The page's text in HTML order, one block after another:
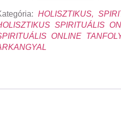
HOLISZTIKUS,
SPIRITUÁLIS
ONLINE